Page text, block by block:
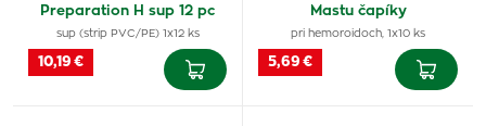
Preparation H sup 12 pc
sup (strip PVC/PE) 1x12 ks
10,19 €
Mastu čapíky
pri hemoroidoch, 1x10 ks
5,69 €